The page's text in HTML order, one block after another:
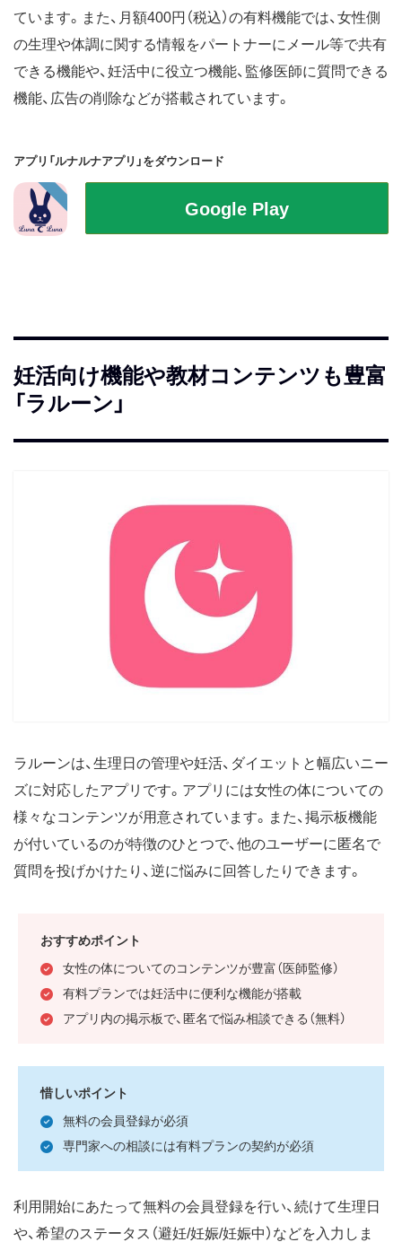
ています。また、月額400円（税込）の有料機能では、女性側
の生理や体調に関する情報をパートナーにメール等で共有
できる機能や、妊活中に役立つ機能、監修医師に質問できる
機能、広告の削除などが搭載されています。
アプリ「ルナルナアプリ」をダウンロード
妊活向け機能や教材コンテンツも豊富
「ラルーン」
ラルーンは、生理日の管理や妊活、ダイエットと幅広いニー
ズに対応したアプリです。アプリには女性の体についての
様々なコンテンツが用意されています。また、掲示板機能
が付いているのが特徴のひとつで、他のユーザーに匿名で
質問を投げかけたり、逆に悩みに回答したりできます。
おすすめポイント
女性の体についてのコンテンツが豊富（医師監修）
有料プランでは妊活中に便利な機能が搭載
アプリ内の掲示板で、匿名で悩み相談できる（無料）
惜しいポイント
無料の会員登録が必須
専門家への相談には有料プランの契約が必須
利用開始にあたって無料の会員登録を行い、続けて生理日
や、希望のステータス（避妊/妊娠/妊娠中）などを入力しま